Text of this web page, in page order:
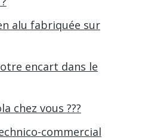
alu fabriquée sur
encart dans le
chez vous ???
commercial